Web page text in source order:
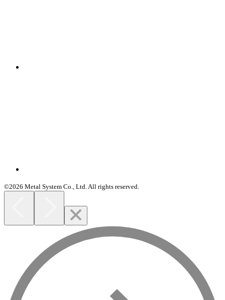
©2026 Metal System Co., Ltd. All rights reserved.